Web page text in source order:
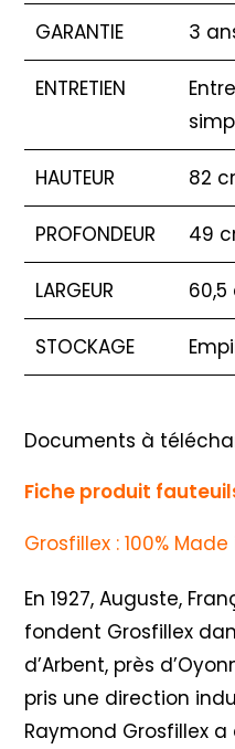
GARANTIE 3
ENTRETIEN
HAUTEUR 82
PROFONDEUR 49
LARGEUR
STOCKAGE
Documents à
Fiche produit
Grosfillex : 100%
En 1927, Auguste,
fondent Grosfillex
d’Arbent, près
pris une direction
Raymond Grosfillex